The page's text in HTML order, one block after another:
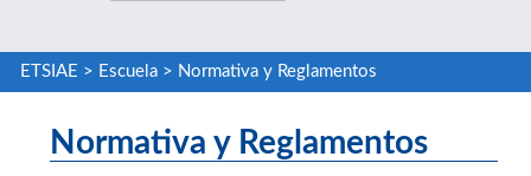
ETSIAE > Escuela> Normativa y Reglamentos
Normativa y Reglamentos